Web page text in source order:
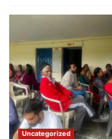
Uncategorized